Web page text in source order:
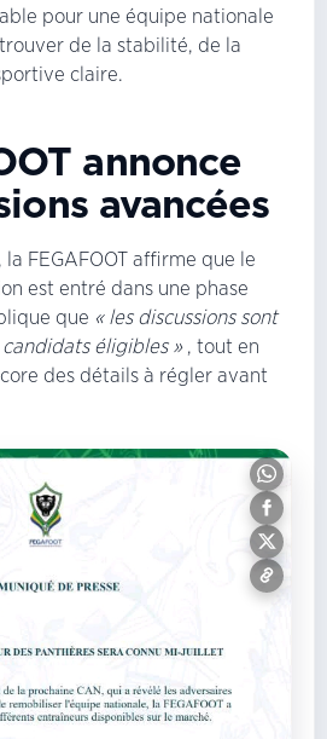
pour une équipe nationale
de la stabilité, de la
claire.
annonce
avancées
la FEGAFOOT affirme que le
est entré dans une phase
que « les discussions sont
éligibles », tout en
des détails à régler avant